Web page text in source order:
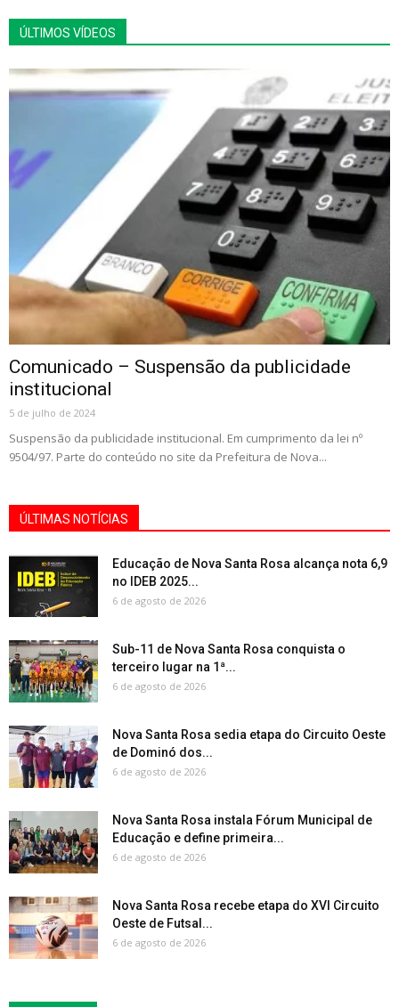
ÚLTIMOS VÍDEOS
Comunicado – Suspensão da publicidade
institucional
5 de julho de 2024
Suspensão da publicidade institucional. Em cumprimento da lei nº
9504/97. Parte do conteúdo no site da Prefeitura de Nova...
ÚLTIMAS NOTÍCIAS
Educação de Nova Santa Rosa alcança nota 6,9
no IDEB 2025...
6 de agosto de 2026
Sub-11 de Nova Santa Rosa conquista o
terceiro lugar na 1ª...
6 de agosto de 2026
Nova Santa Rosa sedia etapa do Circuito Oeste
de Dominó dos...
6 de agosto de 2026
Nova Santa Rosa instala Fórum Municipal de
Educação e define primeira...
6 de agosto de 2026
Nova Santa Rosa recebe etapa do XVI Circuito
Oeste de Futsal...
6 de agosto de 2026